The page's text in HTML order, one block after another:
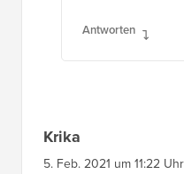
Antworten
Krika
5. Feb. 2021 um 11:22 Uhr